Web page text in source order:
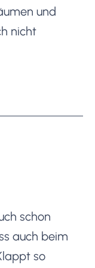
und
nicht
schon
auch beim
so